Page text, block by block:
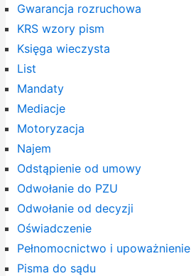
Gwarancja rozruchowa
KRS wzory pism
Księga wieczysta
List
Mandaty
Mediacje
Motoryzacja
Najem
Odstąpienie od umowy
Odwołanie do PZU
Odwołanie od decyzji
Oświadczenie
Pełnomocnictwo i upoważnienie
Pisma do sądu